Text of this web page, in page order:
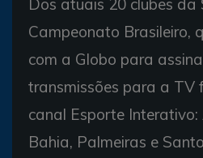
Campeonato Brasileiro,
com a Globo para
transmissões para a TV
canal Esporte
Bahia, Palmeiras e